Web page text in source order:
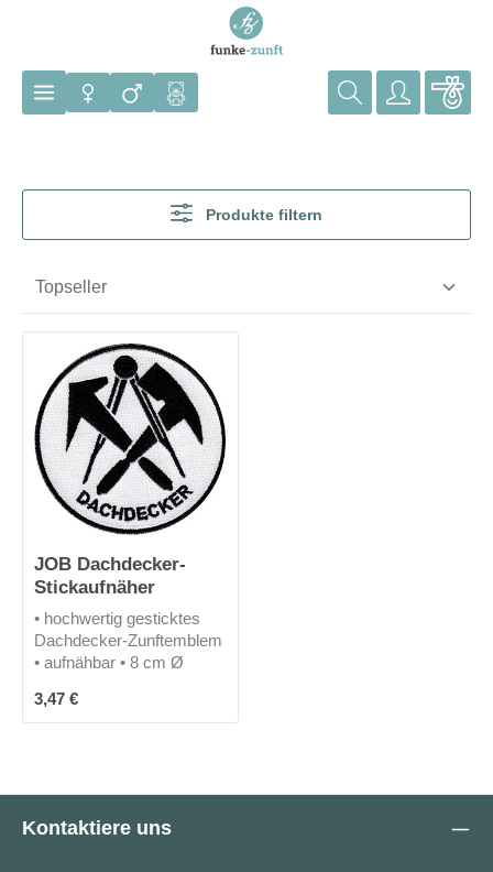
Produkte filtern
JOB Dachdecker-
Stickaufnäher
• hochwertig gesticktes
Dachdecker-Zunftemblem
• aufnähbar • 8 cm Ø
Regulärer Preis:
3,47 €
Kontaktiere uns